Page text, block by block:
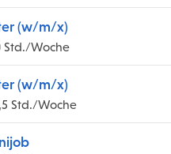
(w/m/x)
Std./Woche
(w/m/x)
Std./Woche